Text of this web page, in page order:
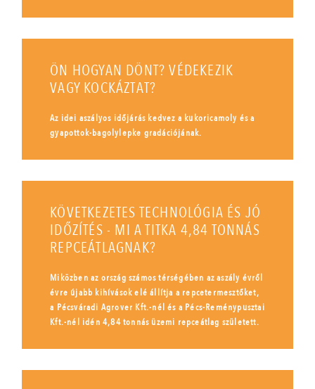
ÖN HOGYAN DÖNT? VÉDEKEZIK
VAGY KOCKÁZTAT?
Az idei aszályos időjárás kedvez a kukoricamoly és a
gyapottok-bagolylepke gradációjának.
KÖVETKEZETES TECHNOLÓGIA ÉS JÓ
IDŐZÍTÉS - MI A TITKA 4,84 TONNÁS
REPCEÁTLAGNAK?
Miközben az ország számos térségében az aszály évről
évre újabb kihívások elé állítja a repcetermesztőket,
a Pécsváradi Agrover Kft.-nél és a Pécs-Reménypusztai
Kft.-nél idén 4,84 tonnás üzemi repceátlag született.